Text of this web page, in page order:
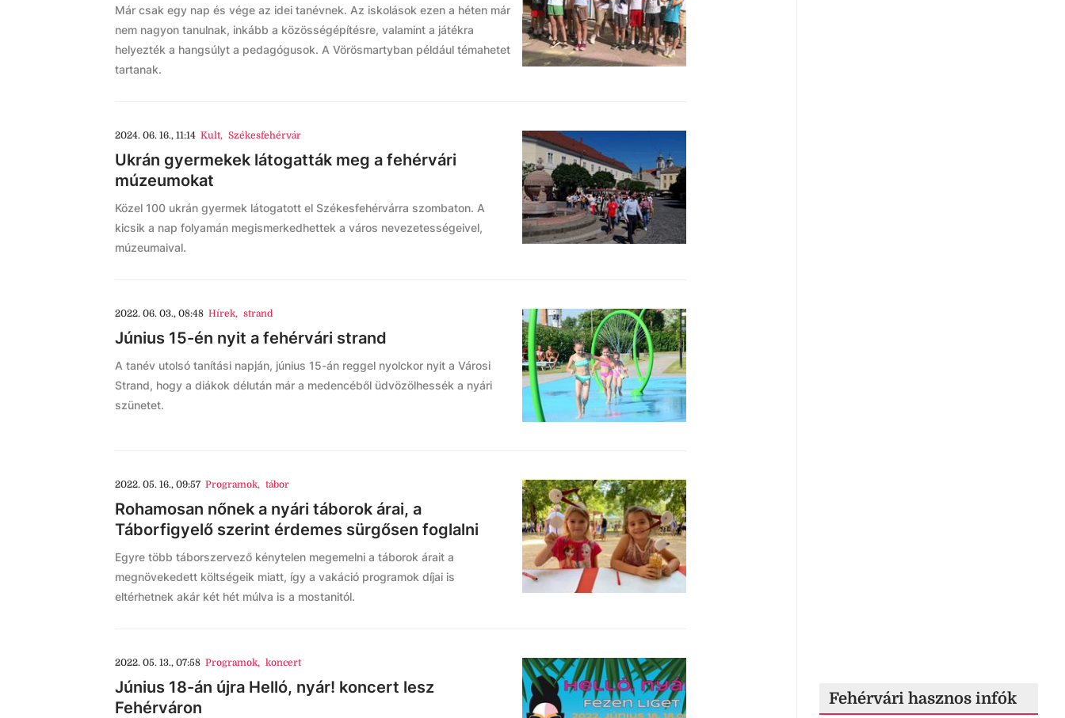
Már csak egy nap és vége az idei tanévnek. Az iskolások ezen a héten már
nem nagyon tanulnak, inkább a közösségépítésre, valamint a játékra
helyezték a hangsúlyt a pedagógusok. A Vörösmartyban például témahetet
tartanak.
2024. 06. 16., 11:14 Kult, Székesfehérvár
Ukrán gyermekek látogatták meg a fehérvári
múzeumokat
Közel 100 ukrán gyermek látogatott el Székesfehérvárra szombaton. A
kicsik a nap folyamán megismerkedhettek a város nevezetességeivel,
múzeumaival.
2022. 06. 03., 08:48 Hírek, strand
Június 15-én nyit a fehérvári strand
A tanév utolsó tanítási napján, június 15-án reggel nyolckor nyit a Városi
Strand, hogy a diákok délután már a medencéből üdvözölhessék a nyári
szünetet.
2022. 05. 16., 09:57 Programok, tábor
Rohamosan nőnek a nyári táborok árai, a
Táborfigyelő szerint érdemes sürgősen foglalni
Egyre több táborszervező kénytelen megemelni a táborok árait a
megnövekedett költségeik miatt, így a vakáció programok díjai is
eltérhetnek akár két hét múlva is a mostanitól.
2022. 05. 13., 07:58 Programok, koncert
Június 18-án újra Helló, nyár! koncert lesz
Fehérváron
Fehérvári hasznos infók